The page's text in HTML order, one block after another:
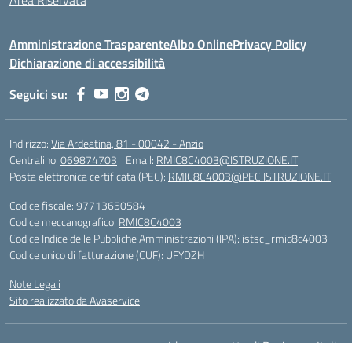
Amministrazione TrasparenteAlbo OnlinePrivacy Policy
Dichiarazione di accessibilità
Seguici su:
Indirizzo:Via Ardeatina, 81 - 00042 - Anzio
Centralino:069874703 Email: RMIC8C4003@ISTRUZIONE.IT
Posta elettronica certificata (PEC): RMIC8C4003@PEC.ISTRUZIONE.IT
Codice fiscale: 97713650584
Codice meccanografico: RMIC8C4003
Codice Indice delle Pubbliche Amministrazioni (IPA): istsc_rmic8c4003
Codice unico di fatturazione (CUF): UFYDZH
Note Legali
Sito realizzato da Avaservice